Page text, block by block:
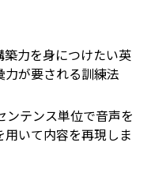
築力を身につけたい英
が要される訓練法
ンテンス単位で音声を
いて内容を再現しま